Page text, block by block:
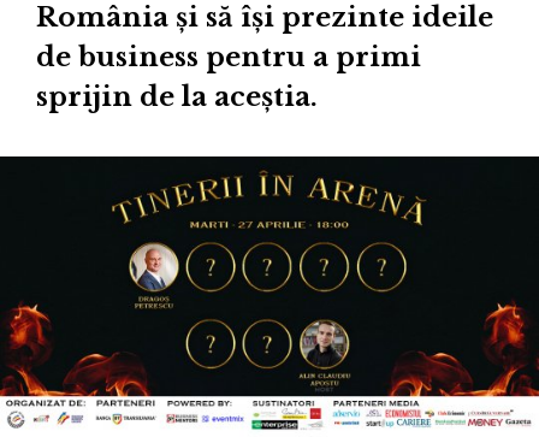
România și să își prezinte ideile
de business pentru a primi
sprijin de la aceștia.